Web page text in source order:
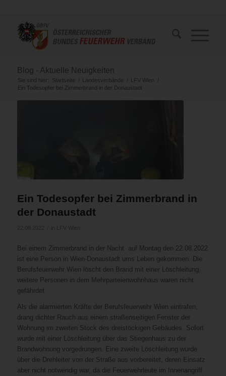
Blog - Aktuelle Neuigkeiten
Sie sind hier: Startseite / Landesverbände / LFV Wien
/
Ein Todesopfer bei Zimmerbrand in der Donaustadt
Ein Todesopfer bei Zimmerbrand in
der Donaustadt
Bei einem Zimmerbrand in der Nacht auf Montag den 22.08.2022
ist eine Person in Wien-Donaustadt ums Leben gekommen. Die
Berufsfeuerwehr Wien löscht den Brand mit einer Löschleitung,
weitere Personen in dem Mehrparteienwohnhaus waren nicht
gefährdet.
Als die alarmierten Kräfte der Berufsfeuerwehr Wien eintrafen,
drang dichter Rauch aus einem straßenseitigen Fenster der
Wohnung im zweiten Stock des dreistöckigen Gebäudes. Sofort
wurde mit einer Löschleitung über das Stiegenhaus zu der
Brandwohnung vorgedrungen. Eine zweite Löschleitung wurde
über die Drehleiter von der Straße aus vorbereitet, deren Einsatz
aber nicht notwendig war, da die Feuerwehrleute im Innenangriff